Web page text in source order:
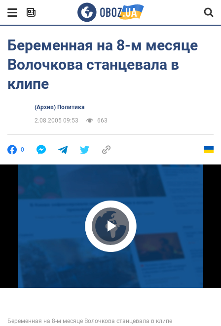
Беременная на 8-м месяце
Волочкова станцевала в
клипе
(Архив) Политика
2.08.2005 09:53
663
0
Play Video